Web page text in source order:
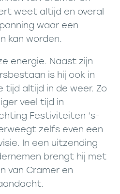
weet altijd en overal
waar een
kan worden.
energie. Naast zijn
is hij ook in
tijd altijd in de weer. Zo
veel tijd in
Festiviteiten ‘s-
zelfs even een
In een uitzending
brengt hij met
van Cramer en